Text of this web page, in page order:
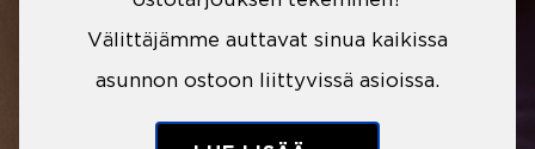
Välittäjämme auttavat sinua kaikissa
asunnon ostoon liittyvissä asioissa.